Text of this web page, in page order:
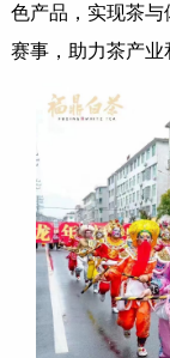
色产品，实现茶
赛事，助力茶产业